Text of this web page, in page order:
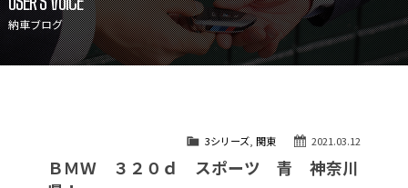
目玉車両一覧
店舗紹介
保証＆サービス
アクセスマップ
自動車保険
納車ブログ
2021.03.12
3シリーズ, 関東
ＢＭＷ ３２０ｄ スポーツ 青 神奈川